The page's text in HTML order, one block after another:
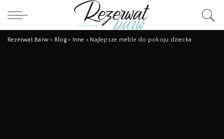
Rezerwat Barw > Blog> Inne > Najlepsze meble do pokoju dziecka